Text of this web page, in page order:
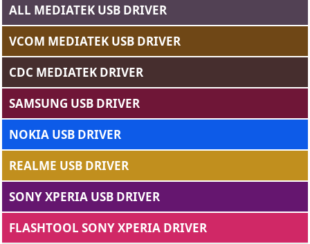
ALL MEDIATEK USB DRIVER
VCOM MEDIATEK USB DRIVER
CDC MEDIATEK DRIVER
SAMSUNG USB DRIVER
NOKIA USB DRIVER
REALME USB DRIVER
SONY XPERIA USB DRIVER
FLASHTOOL SONY XPERIA DRIVER